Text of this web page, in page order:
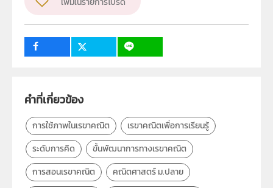
สุพจน์ ไชยสังข์
วิชา
กลุ่มเป้าหมาย
ครู, นักเรียน, บุคคลทั่วไป
คำที่เกี่ยวข้อง
การใช้ภาพในเรขาคณิต
เรขาคณิตเพื่อการเรียนรู้
ระดับการคิด
ขั้นพัฒนาการทางเรขาคณิต
การสอนเรขาคณิต
คณิตศาสตร์ ม.ปลาย